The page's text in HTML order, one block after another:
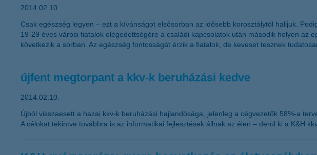
2014.02.10.
Csak egészség legyen – ezt a kívánságot elsősorban az idősebb korosztálytól halljuk.
19-29 éves városi fiatalok elégedettségére a családi kapcsolatok után második helyen az
következik a sorban. Az egészség fontosságát érzik a fiatalok, de keveset tesznek
újfent megtorpant a kkv-k beruházási kedve
2014.02.10.
Újból visszaesett a hazai kkv-k beruházási hajlandósága, jelenleg a cégvezetők 58%-a
A célokat tekintve továbbra is az informatikai fejlesztések állnak az élen – derül ki a K&H